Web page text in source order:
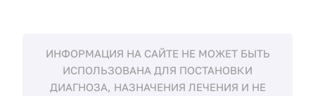
ИНФОРМАЦИЯ НА САЙТЕ НЕ МОЖЕТ БЫТЬ
ИСПОЛЬЗОВАНА ДЛЯ ПОСТАНОВКИ
ДИАГНОЗА, НАЗНАЧЕНИЯ ЛЕЧЕНИЯ И НЕ